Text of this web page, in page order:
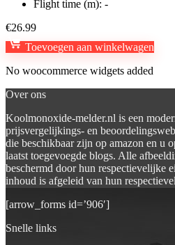
Flight time (m): -
€26.99
Toevoegen aan winkelwagen
No woocommerce widgets added
Over ons
Koolmonoxide-melder.nl is een
prijsvergelijkings- en
die beschikbaar zijn op amazon en u
laatst toegevoegde blogs. Alle
beschermd door hun respectievelijke
inhoud is afgeleid van hun
[arrow_forms id=’906′]
Snelle links